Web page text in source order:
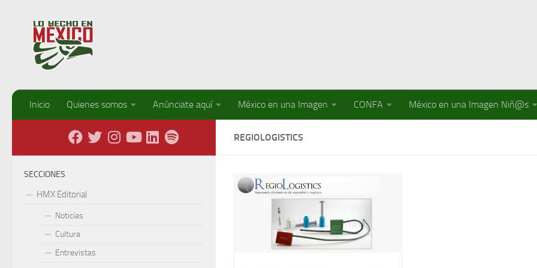
Inicio Quienes somos Anúnciate aquí México en una Imagen CONFA México en una Imagen Niñ@s
REGIOLOGISTICS
SECCIONES
HMX Editorial
Noticias
Cultura
Entrevistas